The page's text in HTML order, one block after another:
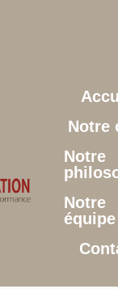
Notre
Notre
Notre
équipe